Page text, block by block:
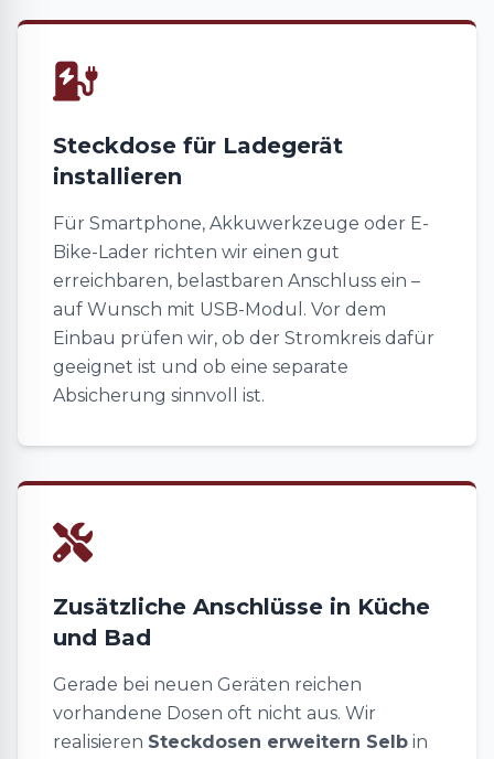
Steckdose für Ladegerät
installieren
Für Smartphone, Akkuwerkzeuge oder E-
Bike-Lader richten wir einen gut
erreichbaren, belastbaren Anschluss ein –
auf Wunsch mit USB-Modul. Vor dem
Einbau prüfen wir, ob der Stromkreis dafür
geeignet ist und ob eine separate
Absicherung sinnvoll ist.
Zusätzliche Anschlüsse in Küche
und Bad
Gerade bei neuen Geräten reichen
vorhandene Dosen oft nicht aus. Wir
realisieren Steckdosen erweitern Selb in